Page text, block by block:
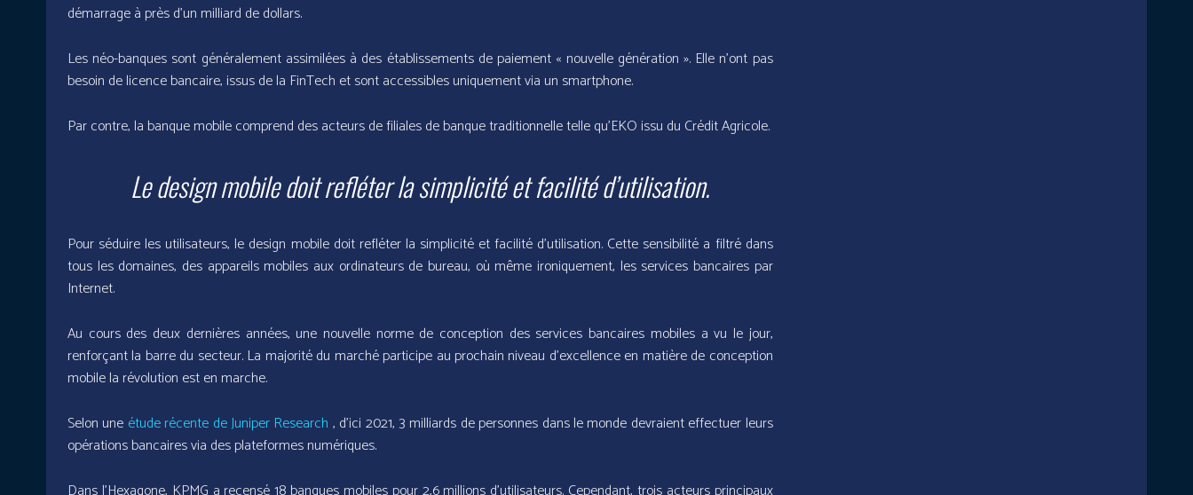
démarrage à près d’un milliard de dollars.
Les néo-banques sont généralement assimilées à des établissements de paiement « nouvelle génération ». Elle n’ont pas
besoin de licence bancaire, issus de la FinTech et sont accessibles uniquement via un smartphone.
Par contre, la banque mobile comprend des acteurs de filiales de banque traditionnelle telle qu’EKO issu du Crédit Agricole.
Le design mobile doit refléter la simplicité et facilité d’utilisation.
Pour séduire les utilisateurs, le design mobile doit refléter la simplicité et facilité d’utilisation. Cette sensibilité a filtré dans
tous les domaines, des appareils mobiles aux ordinateurs de bureau, où même ironiquement, les services bancaires par
Internet.
Au cours des deux dernières années, une nouvelle norme de conception des services bancaires mobiles a vu le jour,
renforçant la barre du secteur. La majorité du marché participe au prochain niveau d’excellence en matière de conception
mobile la révolution est en marche.
Selon une étude récente de Juniper Research , d’ici 2021, 3 milliards de personnes dans le monde devraient effectuer leurs
opérations bancaires via des plateformes numériques.